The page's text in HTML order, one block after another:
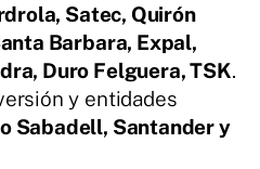
Satec, Quirón
Barbara, Expal,
Duro Felguera, TSK.
y entidades
Sabadell, Santander y